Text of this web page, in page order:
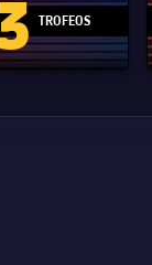
del Mundial de Clubes
TROFEOS